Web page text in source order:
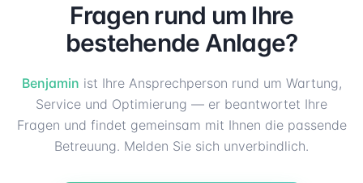
Fragen rund um Ihre
bestehende Anlage?
Benjamin ist Ihre Ansprechperson rund um Wartung,
Service und Optimierung — er beantwortet Ihre
Fragen und findet gemeinsam mit Ihnen die passende
Betreuung. Melden Sie sich unverbindlich.